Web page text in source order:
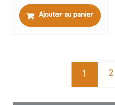
Ajouter au panier
1 2